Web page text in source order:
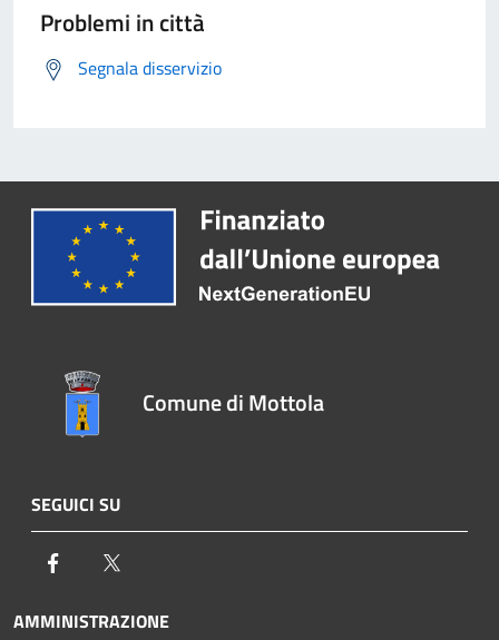
Problemi in città
Segnala disservizio
Comune di Mottola
SEGUICI SU
Facebook
AMMINISTRAZIONE